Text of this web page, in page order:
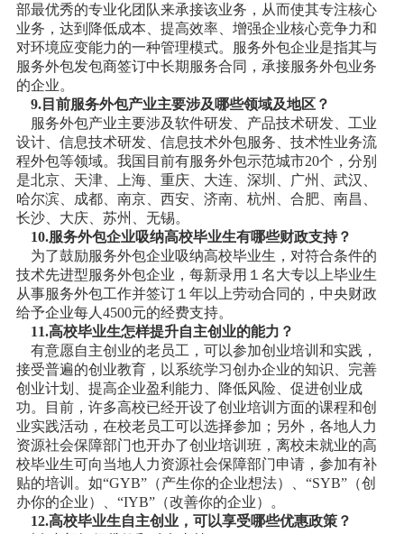
部最优秀的专业化团队来承接该业务，从而使其专注核心
业务，达到降低成本、提高效率、增强企业核心竞争力和
对环境应变能力的一种管理模式。服务外包企业是指其与
服务外包发包商签订中长期服务合同，承接服务外包业务
的企业。
9.目前服务外包产业主要涉及哪些领域及地区？
服务外包产业主要涉及软件研发、产品技术研发、工业
设计、信息技术研发、信息技术外包服务、技术性业务流
程外包等领域。我国目前有服务外包示范城市20个，分别
是北京、天津、上海、重庆、大连、深圳、广州、武汉、
哈尔滨、成都、南京、西安、济南、杭州、合肥、南昌、
长沙、大庆、苏州、无锡。
10.服务外包企业吸纳高校毕业生有哪些财政支持？
为了鼓励服务外包企业吸纳高校毕业生，对符合条件的
技术先进型服务外包企业，每新录用１名大专以上毕业生
从事服务外包工作并签订１年以上劳动合同的，中央财政
给予企业每人4500元的经费支持。
11.高校毕业生怎样提升自主创业的能力？
有意愿自主创业的老员工，可以参加创业培训和实践，
接受普遍的创业教育，以系统学习创办企业的知识、完善
创业计划、提高企业盈利能力、降低风险、促进创业成
功。目前，许多高校已经开设了创业培训方面的课程和创
业实践活动，在校老员工可以选择参加；另外，各地人力
资源社会保障部门也开办了创业培训班，离校未就业的高
校毕业生可向当地人力资源社会保障部门申请，参加有补
贴的培训。如“GYB”（产生你的企业想法）、“SYB”（创
办你的企业）、“IYB”（改善你的企业）。
12.高校毕业生自主创业，可以享受哪些优惠政策？